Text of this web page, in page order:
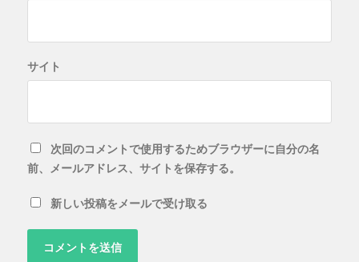
サイト
次回のコメントで使用するためブラウザーに自分の名
前、メールアドレス、サイトを保存する。
新しい投稿をメールで受け取る